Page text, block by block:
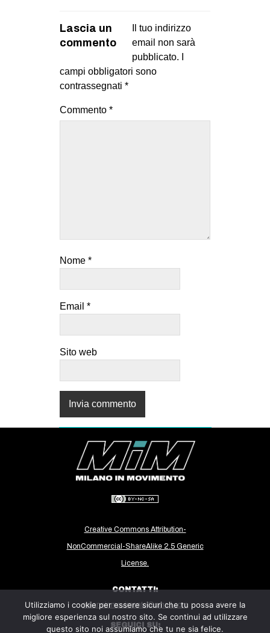
Lascia un
commento
Il tuo indirizzo
email non sarà
pubblicato.
campi obbligatori sono
contrassegnati *
Commento *
Nome *
Email *
Sito web
Creative Commons Attribution-
NonCommercial-ShareAlike 2.5 Generic
License.
CONTATTI:
milanoinmovimento@gmail.com
SEGUICI SU:
Utilizziamo i cookie per essere sicuri che tu possa avere la
migliore esperienza sul nostro sito. Se continui ad utilizzare
questo sito noi assumiamo che tu ne sia felice.